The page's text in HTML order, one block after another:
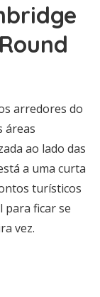
arredores do
áreas
ao lado das
a uma curta
turísticos
ficar se
vez.